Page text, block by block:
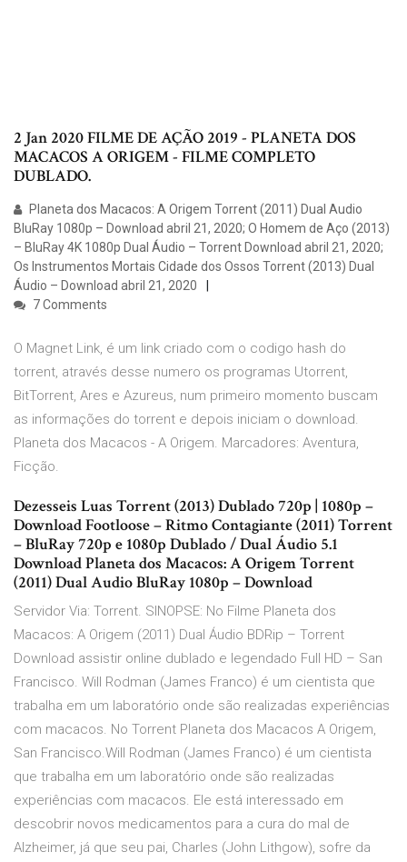
2 Jan 2020 FILME DE AÇÃO 2019 - PLANETA DOS
MACACOS A ORIGEM - FILME COMPLETO
DUBLADO.
Planeta dos Macacos: A Origem Torrent (2011) Dual Audio
BluRay 1080p – Download abril 21, 2020; O Homem de Aço (2013)
– BluRay 4K 1080p Dual Áudio – Torrent Download abril 21, 2020;
Os Instrumentos Mortais Cidade dos Ossos Torrent (2013) Dual
Áudio – Download abril 21, 2020
7 Comments
O Magnet Link, é um link criado com o codigo hash do
torrent, através desse numero os programas Utorrent,
BitTorrent, Ares e Azureus, num primeiro momento buscam
as informações do torrent e depois iniciam o download.
Planeta dos Macacos - A Origem. Marcadores: Aventura,
Ficção.
Dezesseis Luas Torrent (2013) Dublado 720p | 1080p –
Download Footloose – Ritmo Contagiante (2011) Torrent
– BluRay 720p e 1080p Dublado / Dual Áudio 5.1
Download Planeta dos Macacos: A Origem Torrent
(2011) Dual Audio BluRay 1080p – Download
Servidor Via: Torrent. SINOPSE: No Filme Planeta dos
Macacos: A Origem (2011) Dual Áudio BDRip – Torrent
Download assistir online dublado e legendado Full HD – San
Francisco. Will Rodman (James Franco) é um cientista que
trabalha em um laboratório onde são realizadas experiências
com macacos. No Torrent Planeta dos Macacos A Origem,
San Francisco.Will Rodman (James Franco) é um cientista
que trabalha em um laboratório onde são realizadas
experiências com macacos. Ele está interessado em
descobrir novos medicamentos para a cura do mal de
Alzheimer, já que seu pai, Charles (John Lithgow), sofre da